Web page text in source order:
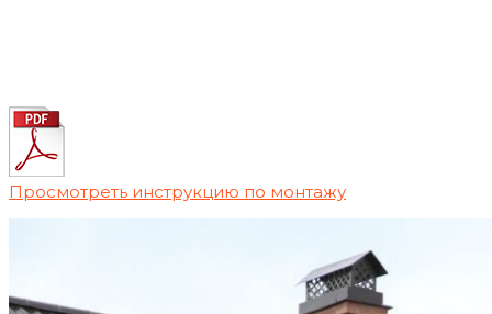
Просмотреть инструкцию по монтажу